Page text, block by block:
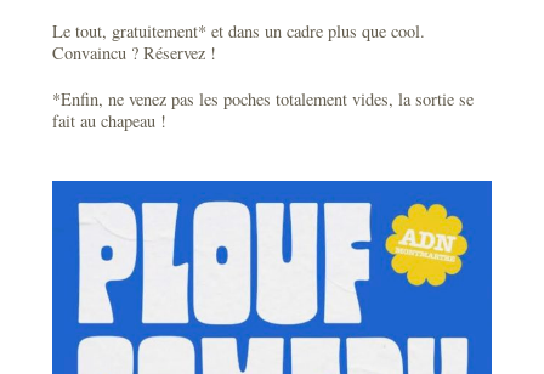
Le tout, gratuitement* et dans un cadre plus que cool.
Convaincu ? Réservez !
*Enfin, ne venez pas les poches totalement vides, la sortie se
fait au chapeau !